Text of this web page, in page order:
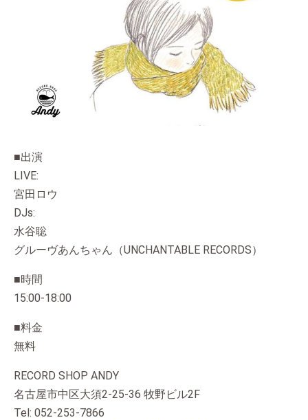
■出演
LIVE:
宮田ロウ
DJs:
水谷聡
グルーヴあんちゃん（UNCHANTABLE RECORDS）
■時間
15:00-18:00
■料金
無料
RECORD SHOP ANDY
名古屋市中区大須2-25-36 牧野ビル2F
Tel: 052-253-7866